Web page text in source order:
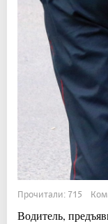
Прочитали: 715
Водитель,